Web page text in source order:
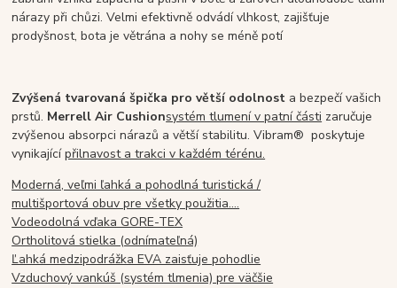
nárazy při chůzi. Velmi efektivně odvádí vlhkost, zajišťuje
prodyšnost, bota je větrána a nohy se méně potí
Zvýšená tvarovaná špička pro větší odolnost a bezpečí vašich
prstů. Merrell Air Cushionsystém tlumení v patní části zaručuje
zvýšenou absorpci nárazů a větší stabilitu. Vibram® poskytuje
vynikajícípřilnavost a trakci v každém térénu.
Moderná, veľmi ľahká a pohodlná turistická /
multišportová obuv pre všetky použitia….
Vodeodolná vďaka GORE-TEX
Ortholitová stielka (odnímateľná)
Ľahká medzipodrážka EVA zaisťuje pohodlie
Vzduchový vankúš (systém tlmenia) pre väčšie